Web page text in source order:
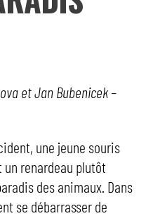
et Jan Bubenicek –
une jeune souris
renardeau plutôt
des animaux. Dans
se débarrasser de